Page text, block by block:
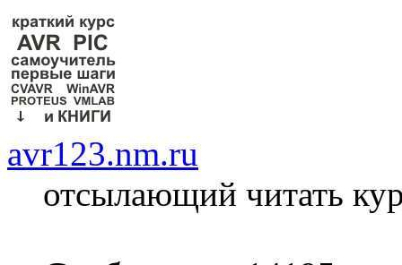
avr123.nm.ru
отсылающий читать